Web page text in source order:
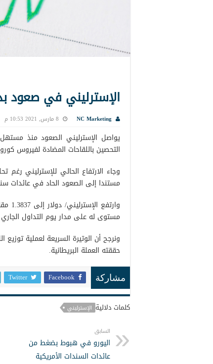
الإسترليني في صعود
NC Marketing 8 مارس, 2021 10:53 م
يواصل الإسترليني الصعود منذ مستهل
التحصين باللقاحات المضادة لفيروس
وجاء الارتفاع الحالي للإسترليني
مستندا إلى الصعود الحاد في عائدات
مستوى له على مدار يوم التداول الجاري عند 1.3800 مقابل أعلى المستويات الذي
ونرجح أن الوتيرة السريعة لعملية
حققته العملة البريطانية.
مشاركة Facebook
Twitter
كلمات دلالية الإسترليني
السابق
اليورو في هبوط بضغط من
عائدات السندات الأمريكية